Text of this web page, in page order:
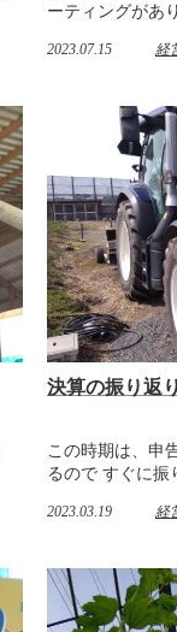
ーティングがあ
2023.07.15 経
決算の振り返
この時期は、申
るので すぐに
2023.03.19 経